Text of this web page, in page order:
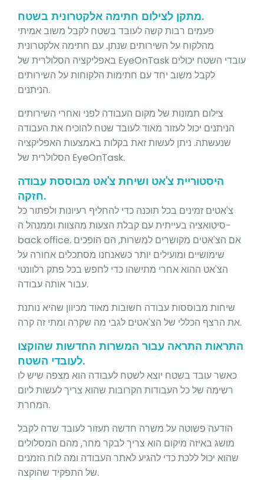
מתקן לצילום חתימה אלקטרונית בשטח.
פעמים רבות קשה לעובד בשטח לקבל משוב אמיתי
מהלקוח על השירותים שנתן. עם חתימה אלקטרונית
באפליקציה הסלולרית של EyeOnTask עובדי השטח יכולים
לקבל משוב יחד עם חתימות הלקוחות על השירותים
הניתנים.
צילום תמונות של מקום העבודה לפני ואחרי השירותים
הניתנים יכול לעזור מאוד לעובד שטח להוכיח את העבודה
שנעשתה. ניתן לעשות זאת בקלות באמצעות האפליקציה
הסלולרית של EyeOnTask.
היסטוריית צ'אט ושיחת צ'אט מבוססת עבודה
חזקה.
צ'אטים זמינים בכל תוכנה כדי להחליף רעיונות ולפתור כל
סיטואציה בעייתית עם קבלת הצעות מהצוות וממנהל ה-
back office. אם הצ'אטים מקושרים למשרות, הם הופכים
שימושיים ומועילים יותר כשאנחנו מסתכלים אחורה על
הצ'אט ההוא אחרי מתישהו כדי לחפש בכל פתק רלוונטי
עבור אותה עבודה.
שיחות מבוססות עבודה חשובות מאוד מכיוון שהיא נותנת
את הרצף הכללי של הצ'אטים לגבי מה שקרה ומתי זה קרה.
התראות התראה עבור המשרות החדשות שהוקצו
לעובדי השטח.
כאשר עובד בשטח יוצא לשטח לעבודה הוא מצפה שיש לו
רשימה של כל העבודות הקרובות שהוא צריך לעשות ליום
המחרת.
הודעה פשוטה על משרה חדשה תעזור לעובד שדה לקבל
מושג באיזה מיקום הוא צריך לבקר מחר, מהם המסלולים
שהוא יכול ללכת כדי להגיע לאתר העבודה ומה לוח הזמנים
של התפקיד שהוקצה.